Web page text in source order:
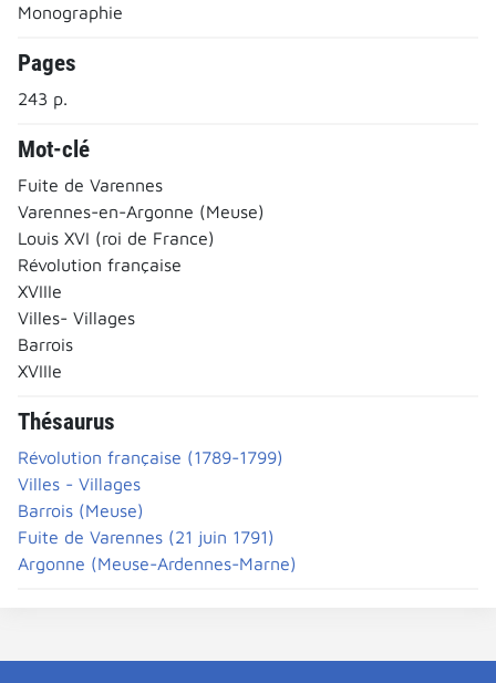
Monographie
Pages
243 p.
Mot-clé
Fuite de Varennes
Varennes-en-Argonne (Meuse)
Louis XVI (roi de France)
Révolution française
XVIIIe
Villes- Villages
Barrois
XVIIIe
Thésaurus
Révolution française (1789-1799)
Villes - Villages
Barrois (Meuse)
Fuite de Varennes (21 juin 1791)
Argonne (Meuse-Ardennes-Marne)